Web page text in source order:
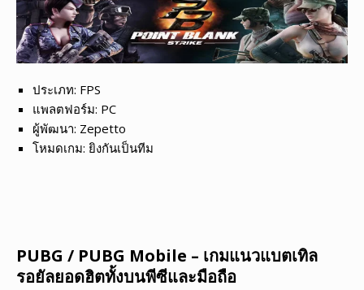
ประเภท: FPS
แพลตฟอร์ม: PC
ผู้พัฒนา: Zepetto
โหมดเกม: ยิงกันเป็นทีม
PUBG / PUBG Mobile – เกมแนวแบตเทิล
รอยัลยอดฮิตทั้งบนพีซีและมือถือ